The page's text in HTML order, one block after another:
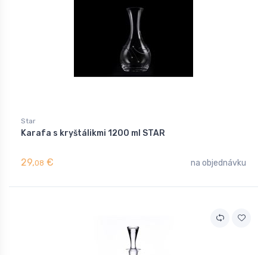
Star
Karafa s kryštálikmi 1200 ml STAR
29,08 € na objednávku